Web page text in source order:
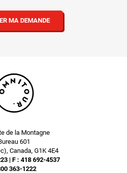
MA DEMANDE
de la Montagne
601
Canada, G1K 4E4
| F : 418 692-4537
363-1222